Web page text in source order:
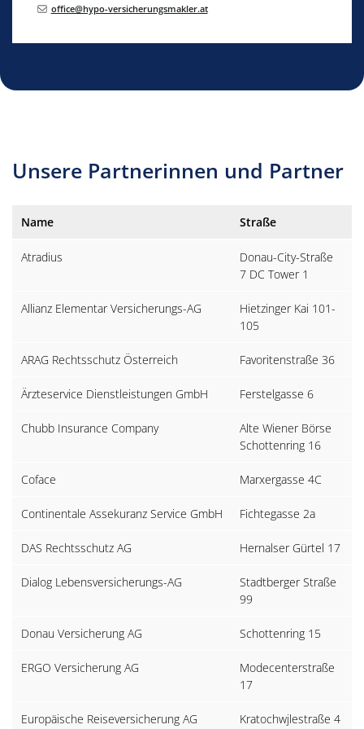
office@hypo-versicherungsmakler.at
Unsere Partnerinnen und Partner
Name Straße
Atradius
Donau-City-Straße
7 DC Tower 1
Allianz Elementar Versicherungs-AG
Hietzinger Kai 101-
105
ARAG Rechtsschutz Österreich Favoritenstraße 36
Ärzteservice Dienstleistungen GmbH Ferstelgasse 6
Chubb Insurance Company
Alte Wiener Börse
Schottenring 16
Coface Marxergasse 4C
Continentale Assekuranz Service GmbH Fichtegasse 2a
DAS Rechtsschutz AG Hernalser Gürtel 17
Dialog Lebensversicherungs-AG
Stadtberger Straße
99
Donau Versicherung AG Schottenring 15
ERGO Versicherung AG
Modecenterstraße
17
Europäische Reiseversicherung AG Kratochwjlestraße 4